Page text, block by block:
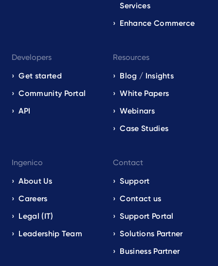
Services
Enhance Commerce
Developers
Get started
Community Portal
API
Resources
Blog / Insights
White Papers
Webinars
Case Studies
Ingenico
About Us
Careers
Legal (IT)
Leadership Team
Contact
Support
Contact us
Support Portal
Solutions Partner
Business Partner